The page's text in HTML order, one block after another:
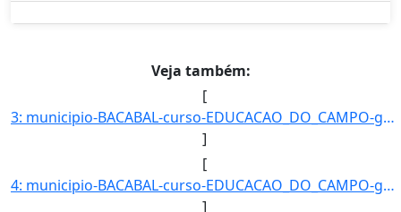
Veja também:
[
3: municipio-BACABAL-curso-EDUCACAO_DO_CAMPO-grau-LICENCIATURA_PLENA-turno-Matutino-_Vespertino_e_Notur]
]
[
4: municipio-BACABAL-curso-EDUCACAO_DO_CAMPO-grau-LICENCIATURA_PLENA-turno-Matutino-_Vespertino_e_Notur]
]